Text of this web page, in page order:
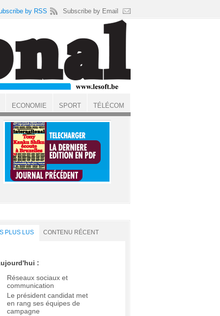
PLUS LUS CONTENU RÉCENT
:
Réseaux sociaux et
communication
Le président candidat met
en rang ses équipes de
campagne
by RSS Subscribe by Email
ECONOMIE SPORT TÉLÉCOM